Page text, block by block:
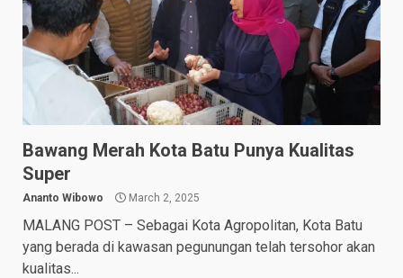
Bawang Merah Kota Batu Punya Kualitas
Super
Ananto Wibowo March 2, 2025
MALANG POST – Sebagai Kota Agropolitan, Kota Batu
yang berada di kawasan pegunungan telah tersohor akan
kualitas...